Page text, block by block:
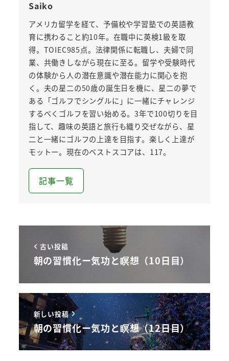
Saiko
アメリカ留学を経て、予備校や学習塾での英語教
育に携わること約10年。在職中に英検1級を取
得。TOIEC985点。法律関係に転職し、夫婦で同
業、共働きしながら現在に至る。留学や受験時代
の体験から人の潜在意識や潜在能力に関心を抱
く。夫の星二の50歳の誕生日を機に、星二の夢で
ある「ゴルフでシングルに」に一緒にチャレンジ
するべくゴルフを習い始める。3年で100切りを目
指して、趣味の英語と旅行も織り交ぜながら、星
二と一緒にゴルフの上達を目指す。楽しく上達が
モットー。現在のベストスコアは、117。
記事一覧
古い投稿
朝の習慣化ー気功と瞑想（10日目）
新しい投稿
朝の習慣化ー気功と瞑想（12日目）